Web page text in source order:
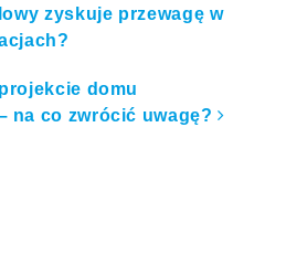
artykułach
zyskuje przewagę w
domu
na co zwrócić uwagę?